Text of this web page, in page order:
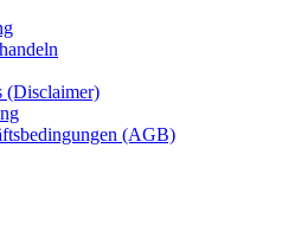
(Disclaimer)
(AGB)